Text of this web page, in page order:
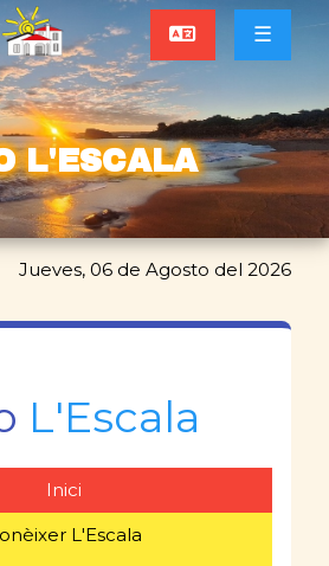
L'ESCALA
☰
Jueves, 06 de Agosto del 2026
L'Escala
Inici
L'Escala